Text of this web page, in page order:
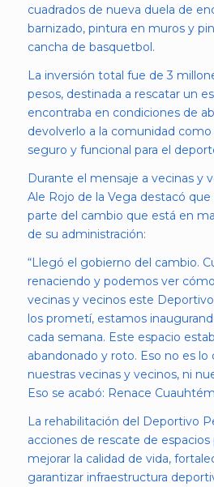
cuadrados de nueva duela de
barnizado, pintura en muros y
cancha de basquetbol.
La inversión total fue de 3
pesos, destinada a rescatar un
encontraba en condiciones de
devolverlo a la comunidad
seguro y funcional para el
Durante el mensaje a vecinas y
Ale Rojo de la Vega destacó
parte del cambio que está en
de su administración:
“Llegó el gobierno del cambio.
renaciendo y podemos ver
vecinas y vecinos este
los prometí, estamos
cada semana. Este espacio
abandonado y roto. Eso no es
nuestras vecinas y vecinos, ni
Eso se acabó: Renace
La rehabilitación del Deportivo
acciones de rescate de
mejorar la calidad de vida,
garantizar infraestructura